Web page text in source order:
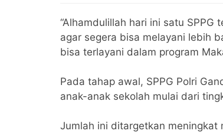
“Alhamdulillah hari ini satu
agar segera bisa melayani lebih
bisa terlayani dalam program
Pada tahap awal, SPPG Polri
anak-anak sekolah mulai dari
Jumlah ini ditargetkan meningkat